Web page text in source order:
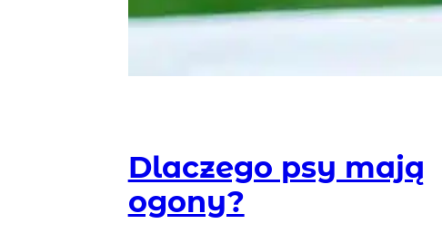
Dlaczego psy mają
ogony?